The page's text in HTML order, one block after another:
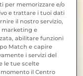
per memorizzare e/o
e trattare i tuoi dati
il nostro servizio,
marketing e
abilitare funzioni
Match e capire
i servizi del
le tue scelte
il Centro